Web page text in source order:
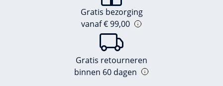
Gratis bezorging
vanaf € 99,00
Gratis retourneren
binnen 60 dagen